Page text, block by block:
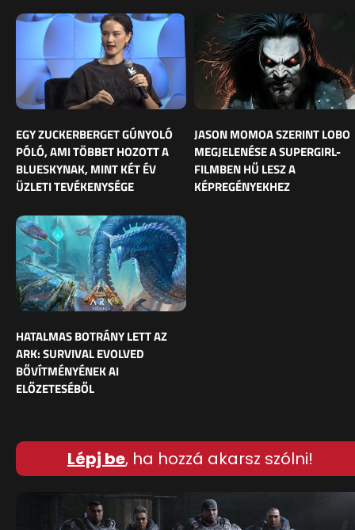
EGY ZUCKERBERGET GÚNYOLÓ
PÓLÓ, AMI TÖBBET HOZOTT A
BLUESKYNAK, MINT KÉT ÉV
ÜZLETI TEVÉKENYSÉGE
JASON MOMOA SZERINT LOBO
MEGJELENÉSE A SUPERGIRL-
FILMBEN HŰ LESZ A
KÉPREGÉNYEKHEZ
HATALMAS BOTRÁNY LETT AZ
ARK: SURVIVAL EVOLVED
BŐVÍTMÉNYÉNEK AI
ELŐZETESÉBŐL
Lépj be, ha hozzá akarsz szólni!